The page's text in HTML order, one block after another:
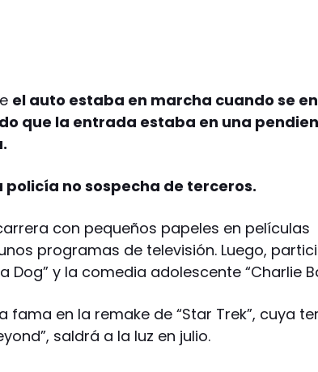
el auto estaba en marcha cuando se
que la entrada estaba en una
policía no sospecha de terceros.
con pequeños papeles en películas
programas de televisión. Luego,
Dog” y la comedia adolescente “Charlie
fama en la remake de “Star Trek”, cuya
saldrá a la luz en julio.